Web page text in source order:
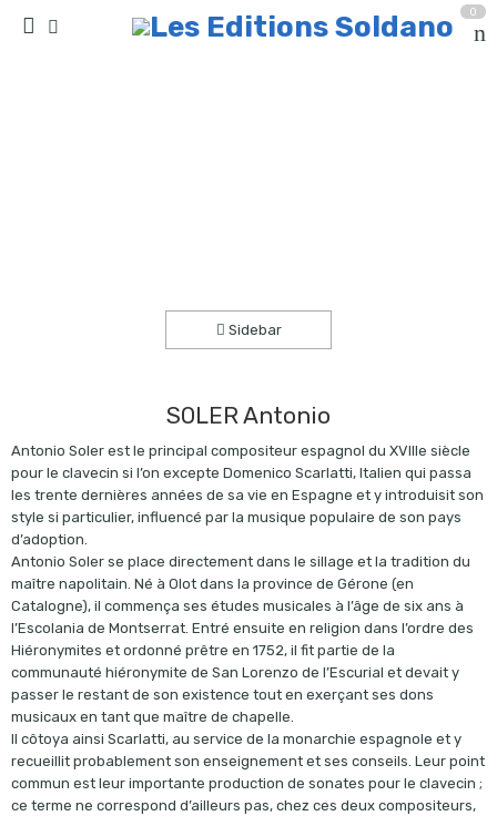
0
Sidebar
SOLER Antonio
Antonio Soler est le principal compositeur espagnol du XVIIIe siècle
pour le clavecin si l’on excepte Domenico Scarlatti, Italien qui passa
les trente dernières années de sa vie en Espagne et y introduisit son
style si particulier, influencé par la musique populaire de son pays
d’adoption.
Antonio Soler se place directement dans le sillage et la tradition du
maître napolitain. Né à Olot dans la province de Gérone (en
Catalogne), il commença ses études musicales à l’âge de six ans à
l’Escolania de Montserrat. Entré ensuite en religion dans l’ordre des
Hiéronymites et ordonné prêtre en 1752, il fit partie de la
communauté hiéronymite de San Lorenzo de l’Escurial et devait y
passer le restant de son existence tout en exerçant ses dons
musicaux en tant que maître de chapelle.
Il côtoya ainsi Scarlatti, au service de la monarchie espagnole et y
recueillit probablement son enseignement et ses conseils. Leur point
commun est leur importante production de sonates pour le clavecin ;
ce terme ne correspond d’ailleurs pas, chez ces deux compositeurs,